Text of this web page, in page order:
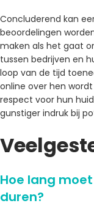
Concluderend kan
beoordelingen
maken als het gaat
tussen bedrijven en
loop van de tijd
online over hen
respect voor hun
gunstiger indruk bij
Hoe lang
duren?